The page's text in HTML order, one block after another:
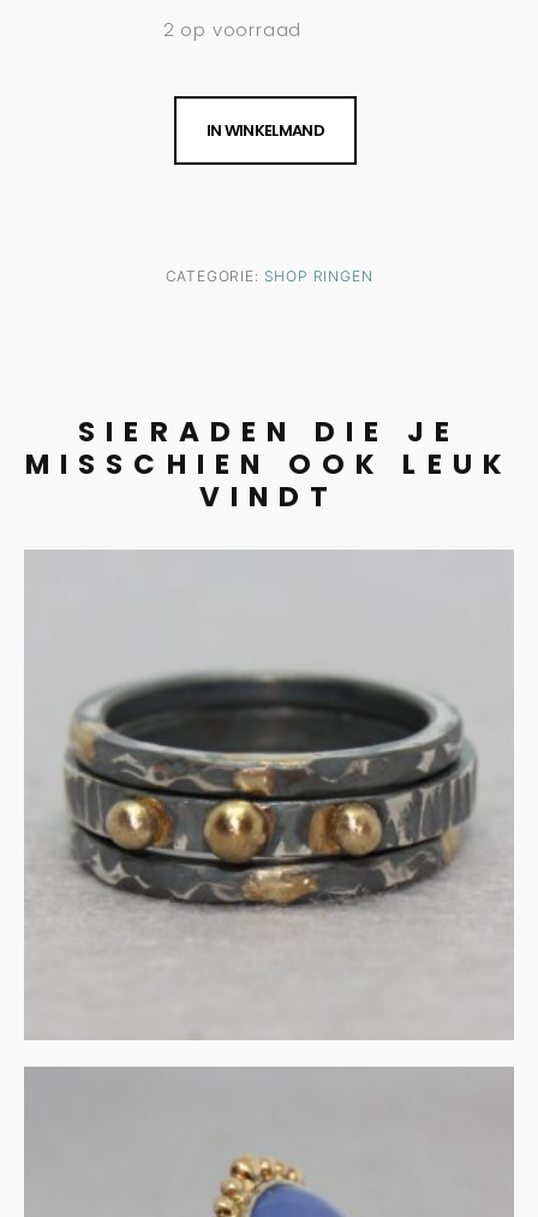
2 op voorraad
IN WINKELMAND
CATEGORIE: SHOP RINGEN
SIERADEN DIE JE
MISSCHIEN OOK LEUK
VINDT
Stapelringen in gezwart
zilver met 14ct goud
€355.00
IN WINKELMAND
Ring chalcedoon in zilver